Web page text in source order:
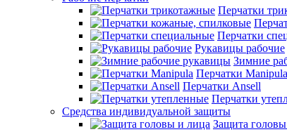
Перчатки
Перчатки
Рукавицы рабочие
Зимние
Перчатки Manipula
Перчатки Ansell
Перчатки
Средства индивидуальной защиты
Защита